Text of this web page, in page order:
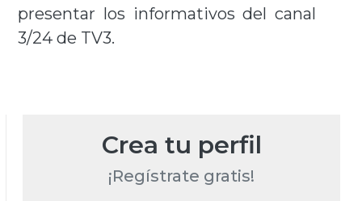
presentar los informativos del canal
3/24 de TV3.
Crea tu perfil
¡Regístrate gratis!